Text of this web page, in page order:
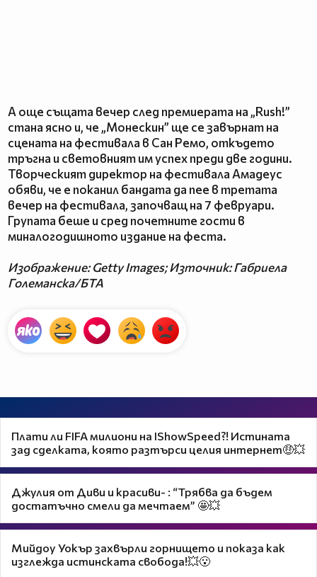
А още същата вечер след премиерата на „Rush!”
стана ясно и, че „Монескин” ще се завърнат на
сцената на фестивала в Сан Ремо, откъдето
тръгна и световният им успех преди две години.
Творческият директор на фестивала Амадеус
обяви, че е поканил бандата да пее в третата
вечер на фестивала, започващ на 7 февруари.
Групата беше и сред почетните гости в
миналогодишното издание на феста.
Изображение: Getty Images; Източник: Габриела
Големанска/БТА
Плати ли FIFA милиони на IShowSpeed?! Истината
зад сделката, която разтърси целия интернет🤑💥
Джулия от Диви и красиви- : “Трябва да бъдем
достатъчно смели да мечтаем” 🤩💥
Мийдоу Уокър захвърли горнището и показа как
изглежда истинската свобода!💥😮